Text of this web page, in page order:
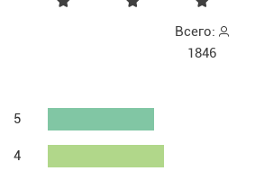
Всего:
1846
5
4